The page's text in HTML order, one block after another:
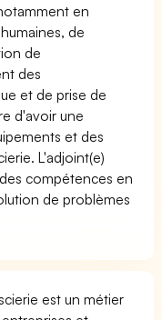
en
de
de
des
et de prise de
d'avoir une
et des
L'adjoint(e)
compétences en
de problèmes
est un métier